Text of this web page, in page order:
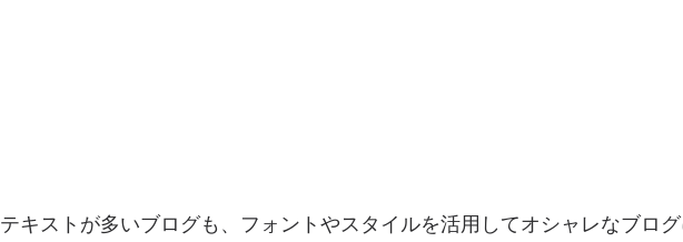
テキストが多いブログも、フォントやスタイルを活用してオシャレなブロ